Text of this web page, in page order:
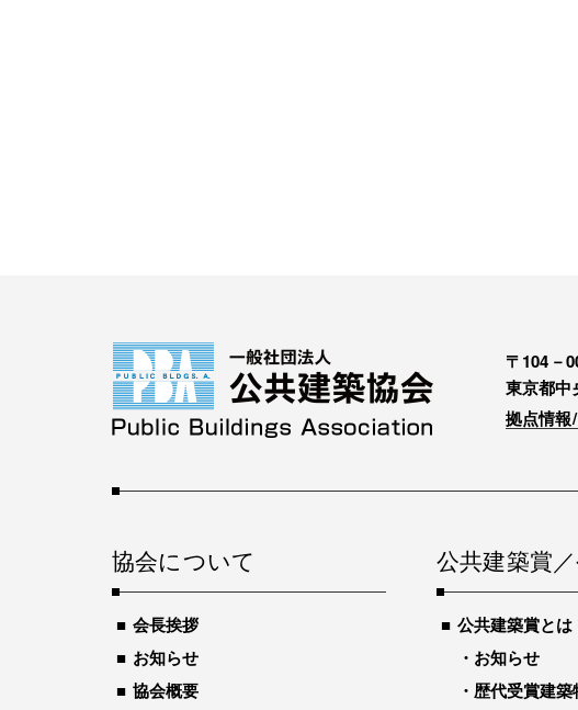
〒104－
東京都中
拠点情報
協会について
会長挨拶
お知らせ
協会概要
公共建築賞
公共建築賞とは
お知らせ
歴代受賞建